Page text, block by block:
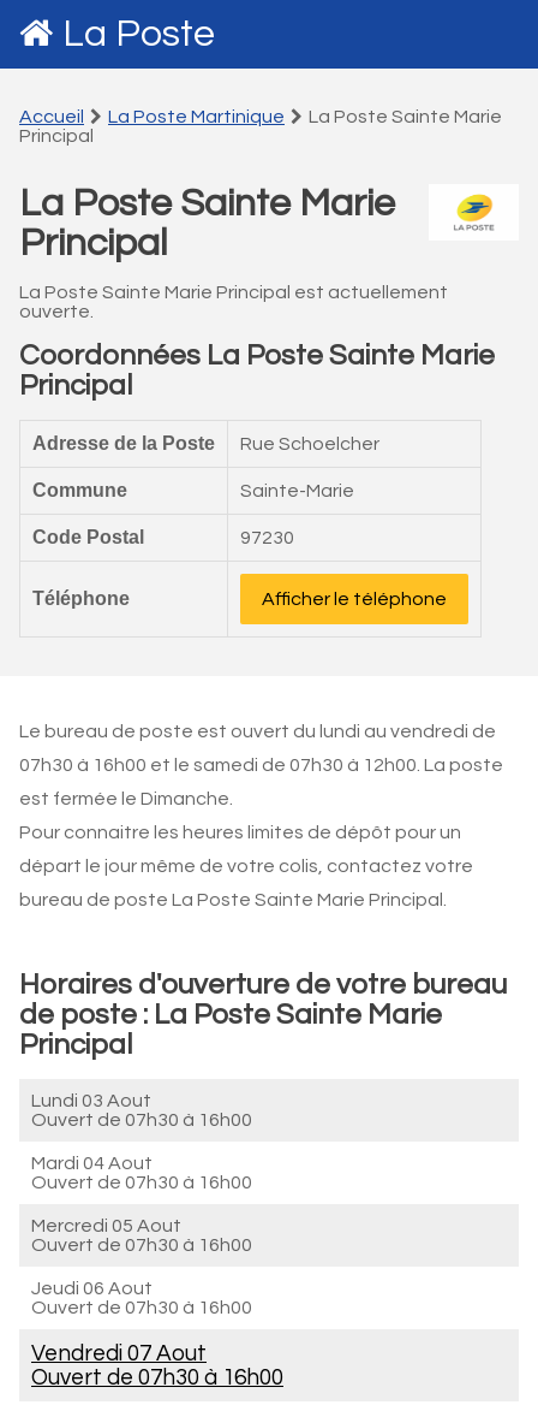
La Poste
Accueil La Poste Martinique
La Poste Sainte Marie
Principal
La Poste Sainte Marie
Principal
La Poste Sainte Marie Principal est actuellement
ouverte.
Coordonnées La Poste Sainte Marie
Principal
Adresse de la Poste Rue Schoelcher
Commune Sainte-Marie
Code Postal 97230
Téléphone Afficher le téléphone
Le bureau de poste est ouvert du lundi au vendredi de
07h30 à 16h00 et le samedi de 07h30 à 12h00. La poste
est fermée le Dimanche.
Pour connaitre les heures limites de dépôt pour un
départ le jour même de votre colis, contactez votre
bureau de poste La Poste Sainte Marie Principal.
Horaires d'ouverture de votre bureau
de poste : La Poste Sainte Marie
Principal
Lundi 03 Aout
Ouvert de 07h30 à 16h00
Mardi 04 Aout
Ouvert de 07h30 à 16h00
Mercredi 05 Aout
Ouvert de 07h30 à 16h00
Jeudi 06 Aout
Ouvert de 07h30 à 16h00
Vendredi 07 Aout
Ouvert de 07h30 à 16h00